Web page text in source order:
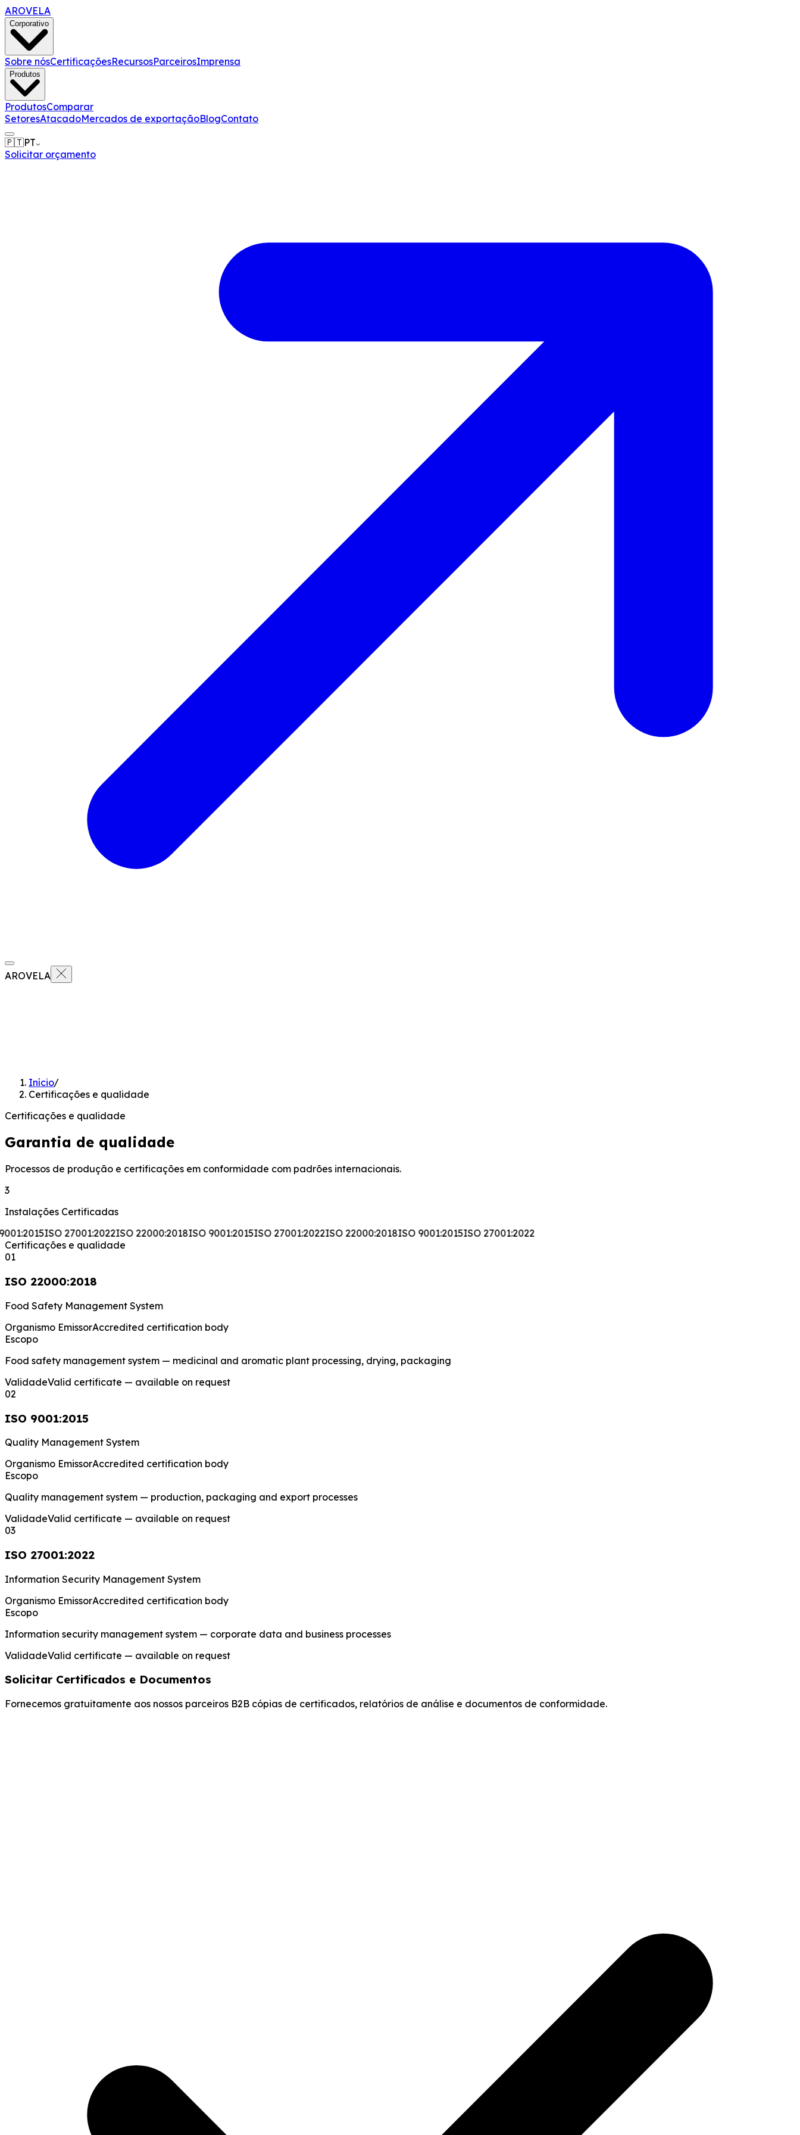
AROVELA
Corporativo
Sobre nósCertificaçõesRecursosParceirosImprensa
Produtos
ProdutosComparar
SetoresAtacadoMercados de exportaçãoBlogContato
🇵🇹PT
Solicitar orçamento
AROVELA
Início/
Certificações e qualidade
Certificações e qualidade
Garantia de qualidade
Processos de produção e certificações em conformidade com padrões internacionais.
3
Instalações Certificadas
ISO 27001:2022ISO 22000:2018ISO 9001:2015ISO 27001:2022ISO 22000:2018ISO 9001:2015ISO 27001:2022
Certificações e qualidade
01
ISO 22000:2018
Food Safety Management System
Organismo EmissorAccredited certification body
Escopo
Food safety management system — medicinal and aromatic plant processing, drying, packaging
ValidadeValid certificate — available on request
02
ISO 9001:2015
Quality Management System
Organismo EmissorAccredited certification body
Escopo
Quality management system — production, packaging and export processes
ValidadeValid certificate — available on request
03
ISO 27001:2022
Information Security Management System
Organismo EmissorAccredited certification body
Escopo
Information security management system — corporate data and business processes
ValidadeValid certificate — available on request
Solicitar Certificados e Documentos
Fornecemos gratuitamente aos nossos parceiros B2B cópias de certificados, relatórios de análise e documentos de conformidade.